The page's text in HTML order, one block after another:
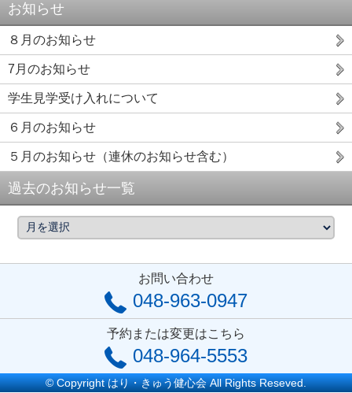
お知らせ
８月のお知らせ
7月のお知らせ
学生見学受け入れについて
６月のお知らせ
５月のお知らせ（連休のお知らせ含む）
過去のお知らせ一覧
お問い合わせ
048-963-0947
予約または変更はこちら
048-964-5553
© Copyright はり・きゅう健心会 All Rights Reseved.